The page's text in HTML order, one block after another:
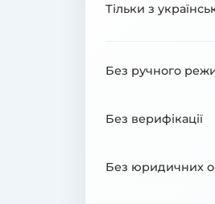
Тільки з
Без ручного
Без верифікації
Без юридичних